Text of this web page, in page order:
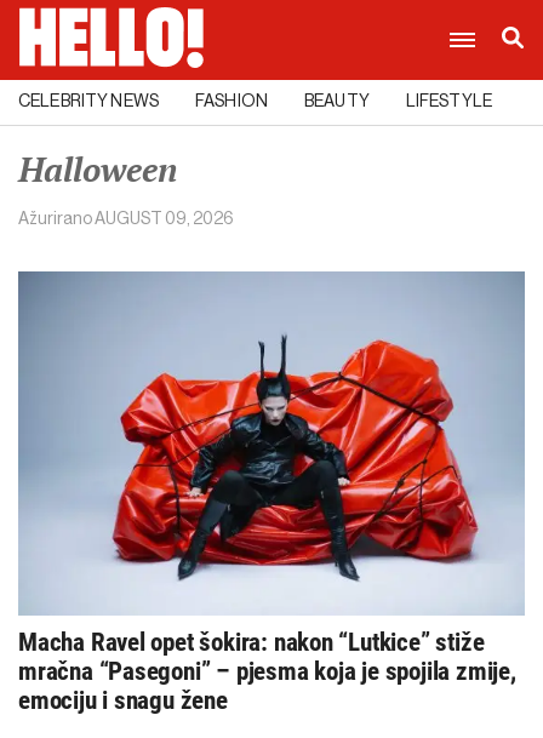
CELEBRITY NEWS FASHION BEAUTY LIFESTYLE
Halloween
AžuriranoAUGUST 09, 2026
Macha Ravel opet šokira: nakon “Lutkice” stiže
mračna “Pasegoni” – pjesma koja je spojila zmije,
emociju i snagu žene